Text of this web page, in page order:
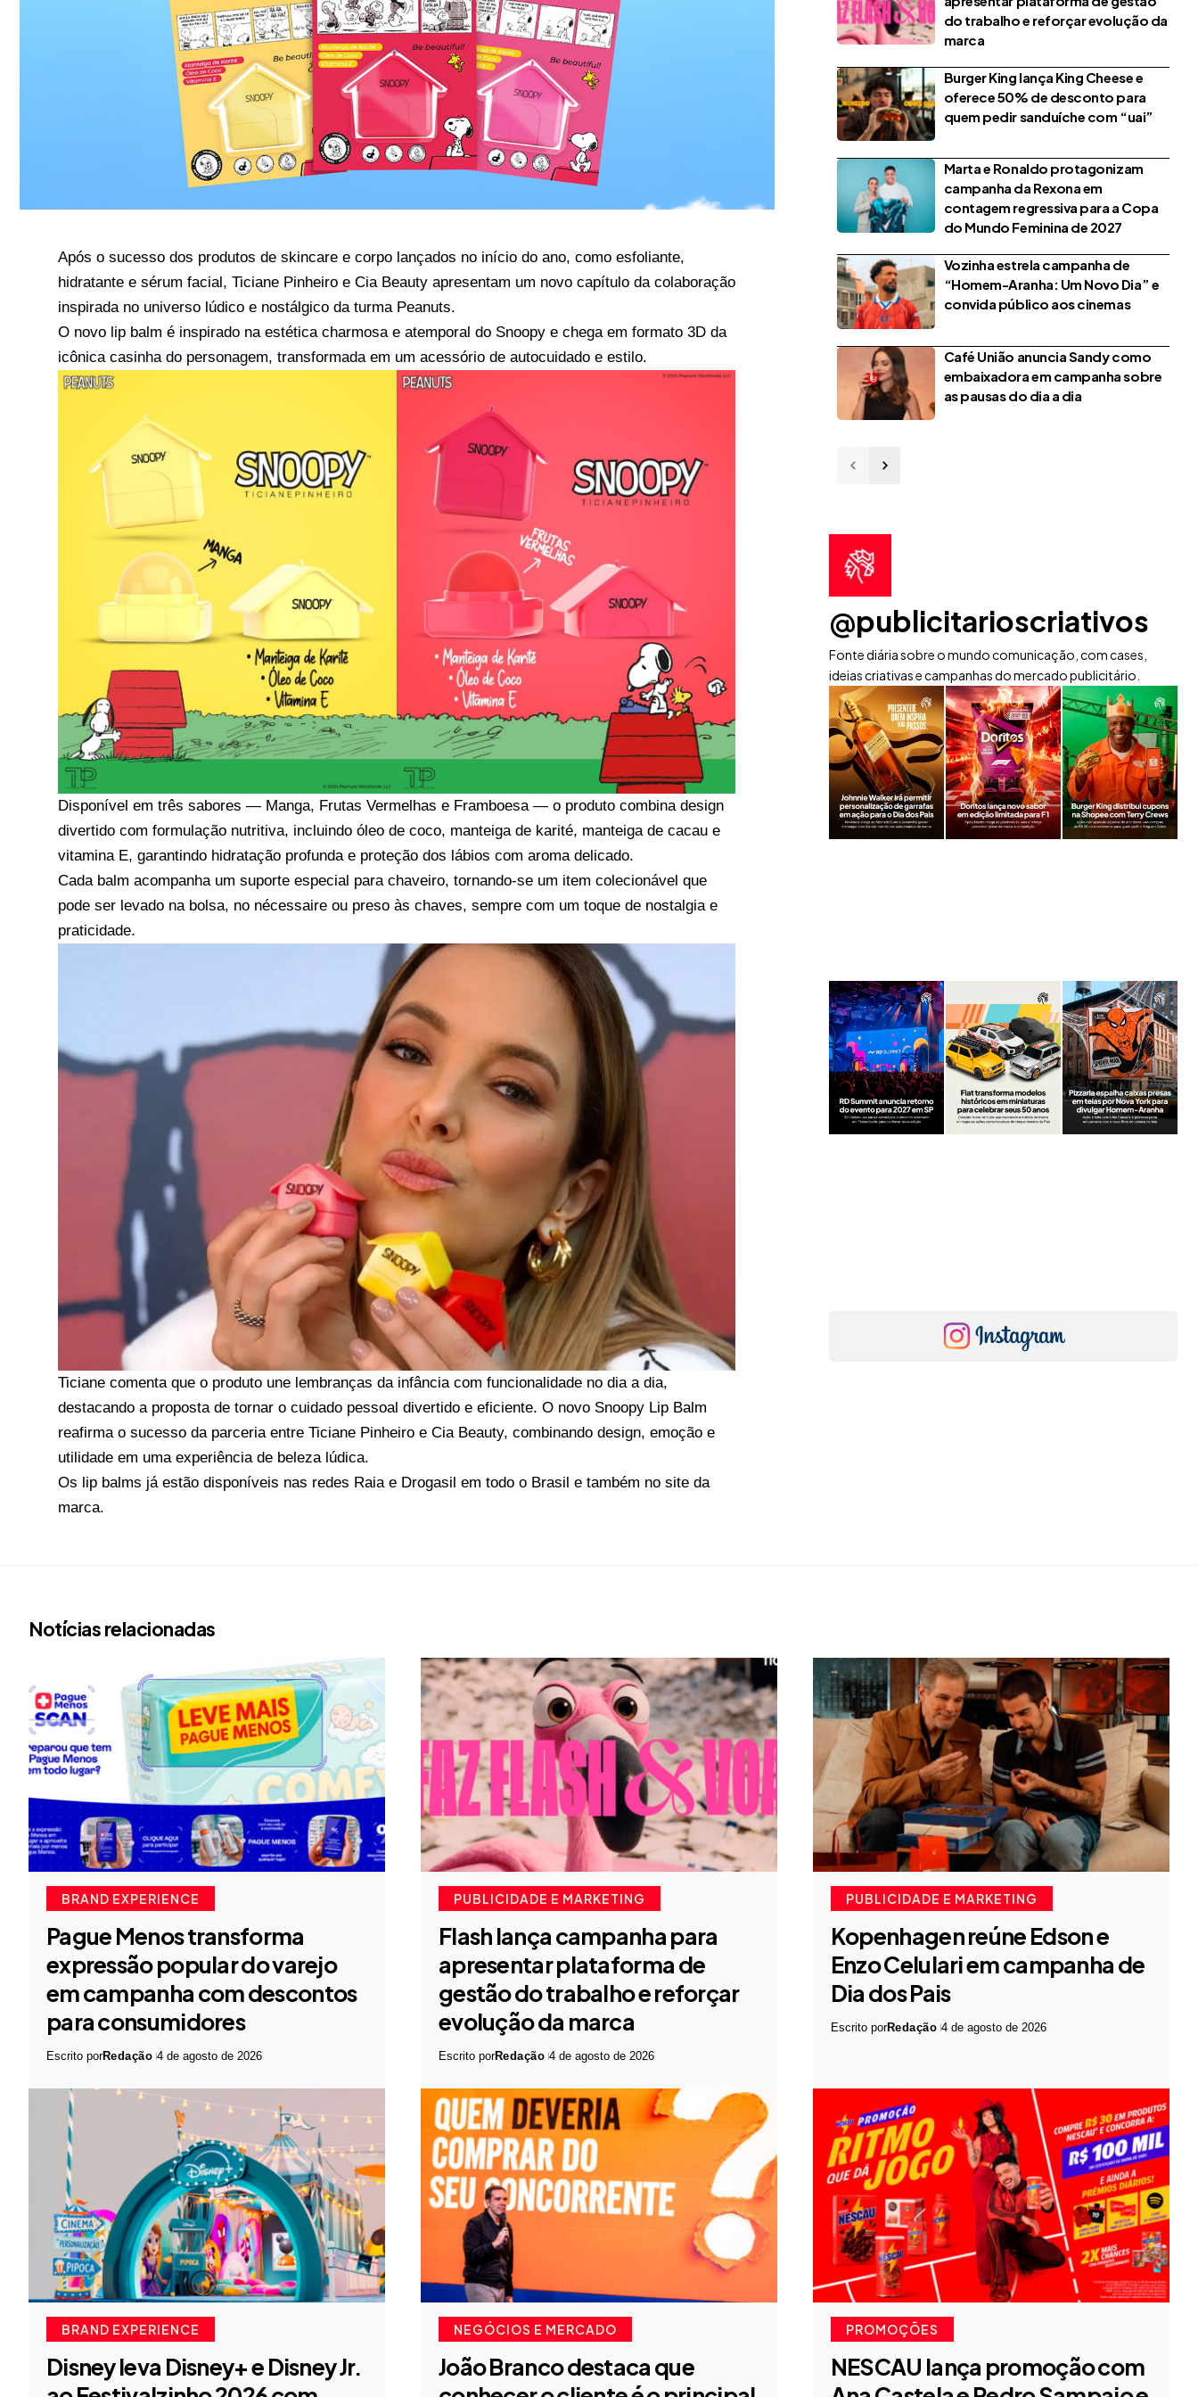
Após o sucesso dos produtos de skincare e corpo lançados no início do ano, como esfoliante,
hidratante e sérum facial, Ticiane Pinheiro e Cia Beauty apresentam um novo capítulo da colaboração
inspirada no universo lúdico e nostálgico da turma Peanuts.
O novo lip balm é inspirado na estética charmosa e atemporal do Snoopy e chega em formato 3D da
icônica casinha do personagem, transformada em um acessório de autocuidado e estilo.
Disponível em três sabores — Manga, Frutas Vermelhas e Framboesa — o produto combina design
divertido com formulação nutritiva, incluindo óleo de coco, manteiga de karité, manteiga de cacau e
vitamina E, garantindo hidratação profunda e proteção dos lábios com aroma delicado.
Cada balm acompanha um suporte especial para chaveiro, tornando-se um item colecionável que
pode ser levado na bolsa, no nécessaire ou preso às chaves, sempre com um toque de nostalgia e
praticidade.
Ticiane comenta que o produto une lembranças da infância com funcionalidade no dia a dia,
destacando a proposta de tornar o cuidado pessoal divertido e eficiente. O novo Snoopy Lip Balm
reafirma o sucesso da parceria entre Ticiane Pinheiro e Cia Beauty, combinando design, emoção e
utilidade em uma experiência de beleza lúdica.
Os lip balms já estão disponíveis nas redes Raia e Drogasil em todo o Brasil e também no site da
marca.
do trabalho e reforçar evolução da
marca
Burger King lança King Cheese e
oferece 50% de desconto para
quem pedir sanduíche com “uai”
Marta e Ronaldo protagonizam
campanha da Rexona em
contagem regressiva para a Copa
do Mundo Feminina de 2027
Vozinha estrela campanha de
“Homem-Aranha: Um Novo Dia” e
convida público aos cinemas
Café União anuncia Sandy como
embaixadora em campanha sobre
as pausas do dia a dia
@publicitarioscriativos
Fonte diária sobre o mundo comunicação, com cases,
ideias criativas e campanhas do mercado publicitário.
Notícias relacionadas
BRAND EXPERIENCE
Pague Menos transforma
expressão popular do varejo
em campanha com descontos
para consumidores
Escrito porRedação 4 de agosto de 2026
PUBLICIDADE E MARKETING
Flash lança campanha para
apresentar plataforma de
gestão do trabalho e reforçar
evolução da marca
Escrito porRedação 4 de agosto de 2026
PUBLICIDADE E MARKETING
Kopenhagen reúne Edson e
Enzo Celulari em campanha de
Dia dos Pais
Escrito porRedação 4 de agosto de 2026
BRAND EXPERIENCE
Disney leva Disney+ e Disney Jr.
NEGÓCIOS E MERCADO
João Branco destaca que
PROMOÇÕES
NESCAU lança promoção com